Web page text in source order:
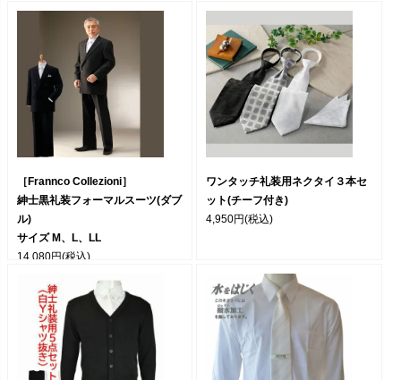
［Frannco Collezioni］
紳士黒礼装フォーマルスーツ(ダブ
ル)
サイズ M、L、LL
14,080円(税込)
ワンタッチ礼装用ネクタイ３本セ
ット(チーフ付き)
4,950円(税込)